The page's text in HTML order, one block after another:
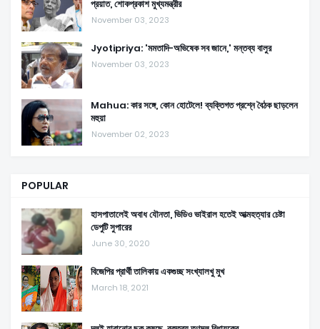
প্রয়াত, শোকপ্রকাশ মুখ্যমন্ত্রীর
November 03, 2023
Jyotipriya: 'মমতাদি-অভিষেক সব জানে,' মন্তব্য বালুর
November 03, 2023
Mahua: কার সঙ্গে, কোন হোটেলে! ব্যক্তিগত প্রশ্নে বৈঠক ছাড়লেন
মহুয়া
November 02, 2023
POPULAR
হাসপাতালেই অবাধ যৌনতা, ভিডিও ভাইরাল হতেই আত্মহত্যার চেষ্টা
ডেপুটি সুপারের
June 30, 2020
বিজেপির প্রার্থী তালিকায় একগুচ্ছ সংখ্যালখু মুখ
March 18, 2021